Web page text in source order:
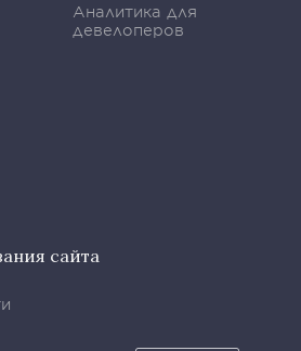
Аналитика для
девелоперов
сайта